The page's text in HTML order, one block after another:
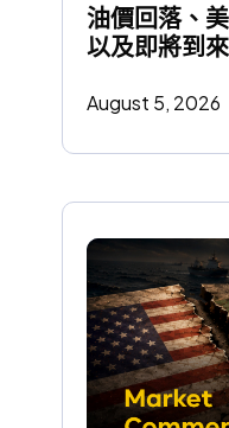
油價回落、
以及即將到
August 5, 2026